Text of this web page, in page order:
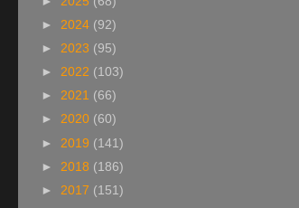
► 2024 (92)
► 2023 (95)
► 2022 (103)
► 2021 (66)
► 2020 (60)
► 2019 (141)
► 2018 (186)
► 2017 (151)